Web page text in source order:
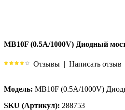
MB10F (0.5A/1000V) Диодный
Отзывы | Написать отзыв
Модель: MB10F (0.5A/1000V)
SKU (Артикул): 288753